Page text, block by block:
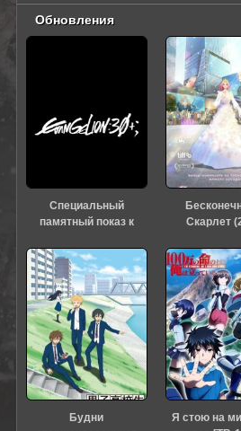
Обновления
Специальный
памятный показ к
«Евангелиона» (2026)
Скарлет
Будни
Я стою на